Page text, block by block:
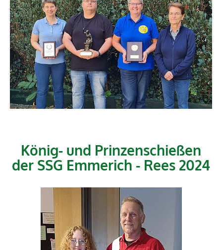
König- und Prinzenschießen
der SSG Emmerich - Rees 2024